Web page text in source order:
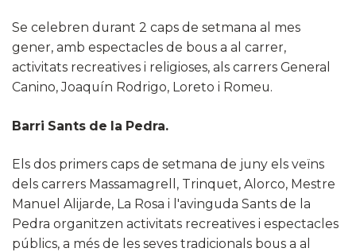
Se celebren durant 2 caps de setmana al mes
gener, amb espectacles de bous a al carrer,
activitats recreatives i religioses, als carrers General
Canino, Joaquín Rodrigo, Loreto i Romeu.
Barri Sants de la Pedra.
Els dos primers caps de setmana de juny els veïns
dels carrers Massamagrell, Trinquet, Alorco, Mestre
Manuel Alijarde, La Rosa i l'avinguda Sants de la
Pedra organitzen activitats recreatives i espectacles
públics, a més de les seves tradicionals bous a al